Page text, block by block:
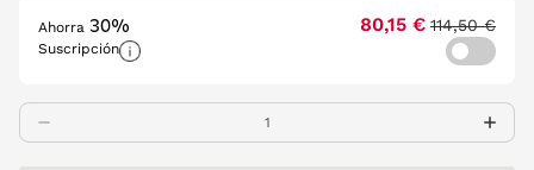
Ahorra 30% 80,15 € 114,50 €
Suscripción